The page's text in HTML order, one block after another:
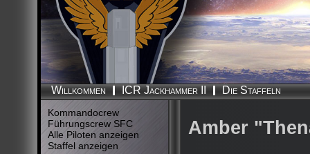
Willkommen ICR Jackhammer II Die Staffeln
Kommandocrew
Führungscrew SFC
Alle Piloten anzeigen
Staffel anzeigen
Amber